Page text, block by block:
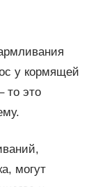
у кормящей
то это
могут